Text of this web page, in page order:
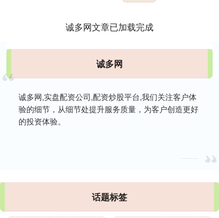
诚多网文章已加载完成
诚多网
诚多网,实盘配资公司,配资炒股平台,我们关注客户体
验的细节，从细节处提升服务质量，为客户创造更好
的投资体验。
话题标签